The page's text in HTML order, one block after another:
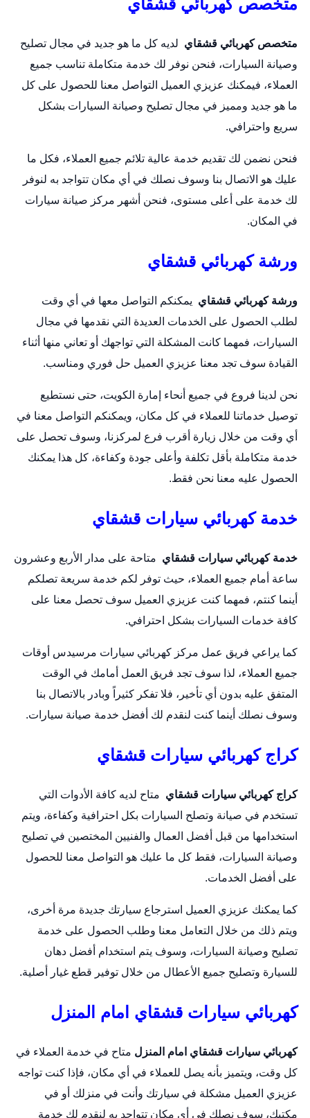
متخصص كهربائي قشقاي
متخصص كهربائي قشقاي لديه كل ما هو جديد في مجال تصليح
وصيانة السيارات، فنحن نوفر لك خدمة متكاملة تناسب جميع
العملاء، فيمكنك عزيزي العميل التواصل معنا للحصول على كل
ما هو جديد ومميز في مجال تصليح وصيانة السيارات بشكل
سريع واحترافي.
فنحن نضمن لك تقديم خدمة عالية تلائم جميع العملاء، فكل ما
عليك هو الاتصال بنا وسوف نصلك في أي مكان تتواجد به لنوفر
لك خدمة على أعلى مستوى، فنحن أشهر مركز صيانة سيارات
في المكان.
ورشة كهربائي قشقاي
ورشة كهربائي قشقاي يمكنكم التواصل معها في أي وقت
لطلب الحصول على الخدمات العديدة التي نقدمها في مجال
السيارات، فمهما كانت المشكلة التي تواجهك أو تعاني منها أثناء
القيادة سوف تجد معنا عزيزي العميل حل فوري ومناسب.
نحن لدينا فروع في جميع أنحاء إمارة الكويت، حتى نستطيع
توصيل خدماتنا للعملاء في كل مكان، ويمكنكم التواصل معنا في
أي وقت من خلال زيارة أقرب فرع لمركزنا، وسوف تحصل على
خدمة متكاملة بأقل تكلفة وأعلى جودة وكفاءة، كل هذا يمكنك
الحصول عليه معنا نحن فقط.
خدمة كهربائي سيارات قشقاي
خدمة كهربائي سيارات قشقاي متاحة على مدار الأربع وعشرون
ساعة أمام جميع العملاء، حيث توفر لكم خدمة سريعة تصلكم
أينما كنتم، فمهما كنت عزيزي العميل سوف تحصل معنا على
كافة خدمات السيارات بشكل احترافي.
كما يراعي فريق عمل مركز كهربائي سيارات مرسيدس أوقات
جميع العملاء، لذا سوف تجد فريق العمل أمامك في الوقت
المتفق عليه بدون أي تأخير، فلا تفكر كثيراً وبادر بالاتصال بنا
وسوف نصلك أينما كنت لنقدم لك أفضل خدمة صيانة سيارات.
كراج كهربائي سيارات قشقاي
كراج كهربائي سيارات قشقاي متاح لديه كافة الأدوات التي
تستخدم في صيانة وتصلح السيارات بكل احترافية وكفاءة، ويتم
استخدامها من قبل أفضل العمال والفنيين المختصين في تصليح
وصيانة السيارات، فقط كل ما عليك هو التواصل معنا للحصول
على أفضل الخدمات.
كما يمكنك عزيزي العميل استرجاع سيارتك جديدة مرة أخرى،
ويتم ذلك من خلال التعامل معنا وطلب الحصول على خدمة
تصليح وصيانة السيارات، وسوف يتم استخدام أفضل دهان
للسيارة وتصليح جميع الأعطال من خلال توفير قطع غيار أصلية.
كهربائي سيارات قشقاي امام المنزل
كهربائي سيارات قشقاي امام المنزل متاح في خدمة العملاء في
كل وقت، ويتميز بأنه يصل للعملاء في أي مكان، فإذا كنت تواجه
عزيزي العميل مشكلة في سيارتك وأنت في منزلك أو في
مكتبك، سوف نصلك في أي مكان تتواجد به لنقدم لك خدمة